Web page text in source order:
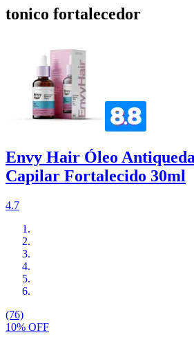
tonico fortalecedor
Envy Hair Óleo
Capilar Fortalecido 30ml
4.7
(76)
10% OFF